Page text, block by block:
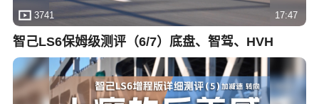
3741 17:47
智己LS6保姆级测评（6/7）底盘、智驾、HVH